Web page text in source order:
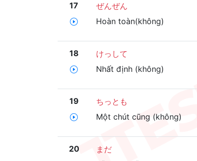
17
ぜんぜん
Hoàn toàn(không)
18
けっして
Nhất định (không)
19
ちっとも
Một chút cũng (không)
20
まだ